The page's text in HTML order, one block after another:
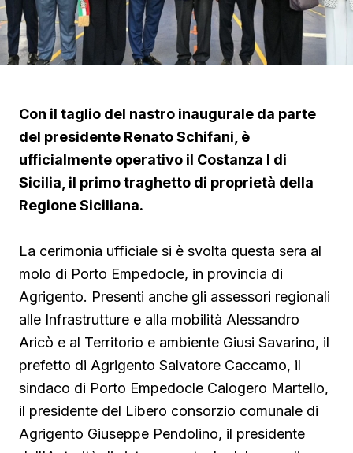
Con il taglio del nastro inaugurale da parte
del presidente Renato Schifani, è
ufficialmente operativo il Costanza I di
Sicilia, il primo traghetto di proprietà della
Regione Siciliana.
La cerimonia ufficiale si è svolta questa sera al
molo di Porto Empedocle, in provincia di
Agrigento. Presenti anche gli assessori regionali
alle Infrastrutture e alla mobilità Alessandro
Aricò e al Territorio e ambiente Giusi Savarino, il
prefetto di Agrigento Salvatore Caccamo, il
sindaco di Porto Empedocle Calogero Martello,
il presidente del Libero consorzio comunale di
Agrigento Giuseppe Pendolino, il presidente